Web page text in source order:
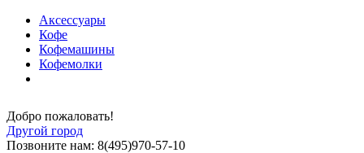
Аксессуары
Кофе
Кофемашины
Кофемолки
Добро пожаловать!
Другой город
Позвоните нам: 8(495)970-57-10